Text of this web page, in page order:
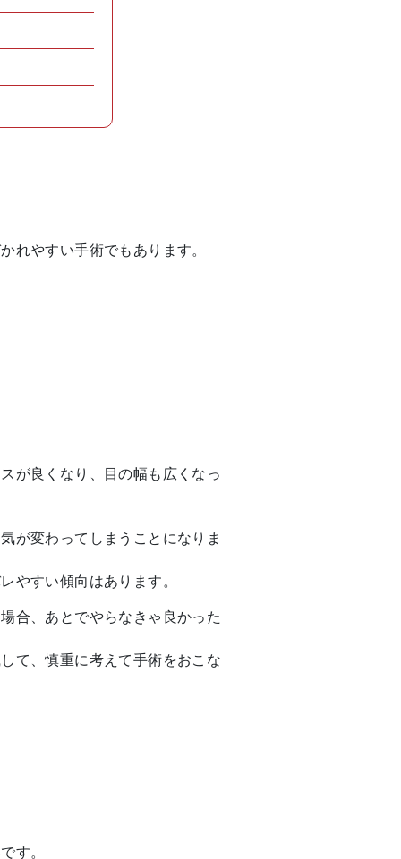
れやすい手術でもあります。
が良くなり、目の幅も広くなっ
が変わってしまうことになりま
やすい傾向はあります。
合、あとでやらなきゃ良かった
て、慎重に考えて手術をおこな
す。